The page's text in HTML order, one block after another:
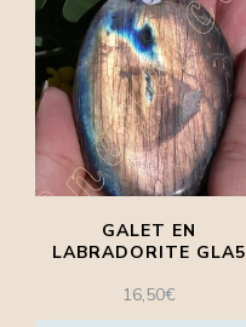
GALET EN
LABRADORITE GLA5
16,50€